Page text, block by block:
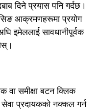
दिने प्रयास पनि गर्दछ।
आक्रमणहरूमा प्रयोग
इमेललाई सावधानीपूर्वक
वा समीक्षा बटन क्लिक
प्रदायकको नक्कल गर्न